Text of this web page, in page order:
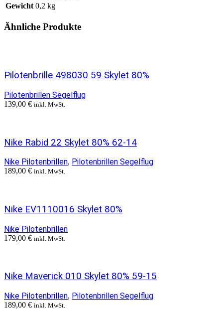
Gewicht 0,2 kg
Ähnliche Produkte
Pilotenbrille 498030 59 Skylet 80%
Pilotenbrillen Segelflug
139,00 € inkl. MwSt.
Nike Rabid 22 Skylet 80% 62-14
Nike Pilotenbrillen, Pilotenbrillen Segelflug
189,00 € inkl. MwSt.
Nike EV1110016 Skylet 80%
Nike Pilotenbrillen
179,00 € inkl. MwSt.
Nike Maverick 010 Skylet 80% 59-15
Nike Pilotenbrillen, Pilotenbrillen Segelflug
189,00 € inkl. MwSt.